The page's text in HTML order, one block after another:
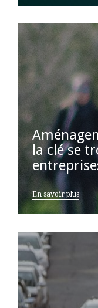
la clé se
En savoir plus